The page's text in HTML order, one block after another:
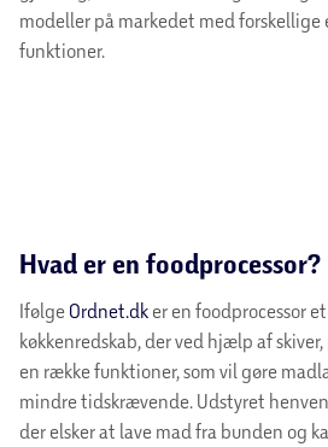
modeller på markedet med forskellige
funktioner.
Hvad er en foodprocessor?
Ifølge Ordnet.dk er en foodprocessor
køkkenredskab, der ved hjælp af skiver,
en række funktioner, som vil gøre
mindre tidskrævende. Udstyret
der elsker at lave mad fra bunden og